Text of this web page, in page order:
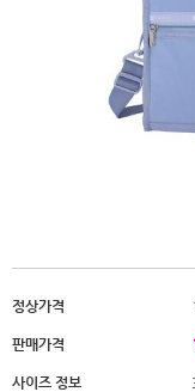
정상가격
판매가격
사이즈 정보